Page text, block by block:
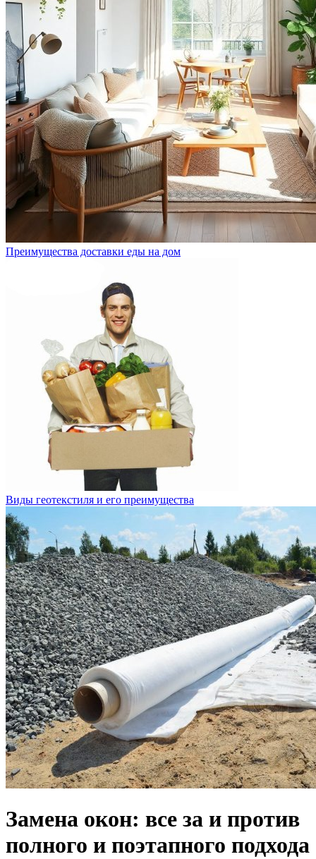
Преимущества доставки еды на дом
Виды геотекстиля и его преимущества
Замена окон: все за и против
полного и поэтапного подхода